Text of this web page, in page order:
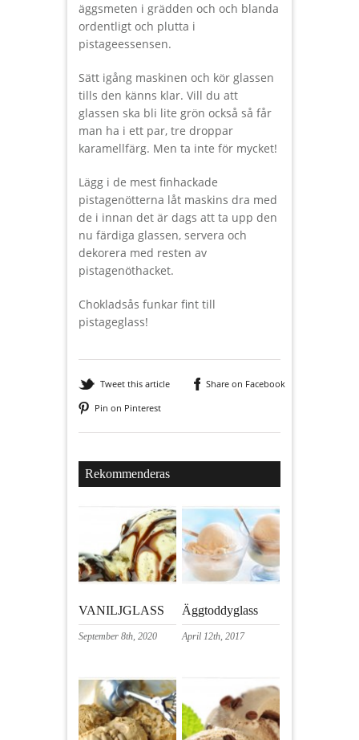
äggsmeten i grädden och och blanda
ordentligt och plutta i
pistageessensen.
Sätt igång maskinen och kör glassen
tills den känns klar. Vill du att
glassen ska bli lite grön också så får
man ha i ett par, tre droppar
karamellfärg. Men ta inte för mycket!
Lägg i de mest finhackade
pistagenötterna låt maskins dra med
de i innan det är dags att ta upp den
nu färdiga glassen, servera och
dekorera med resten av
pistagenöthacket.
Chokladsås funkar fint till
pistageglass!
Tweet this article
Share on Facebook
Pin on Pinterest
Rekommenderas
VANILJGLASS
September 8th, 2020
Äggtoddyglass
April 12th, 2017